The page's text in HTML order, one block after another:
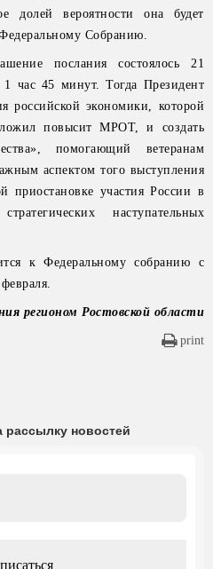
долей вероятности она будет
Собранию.
послания состоялось 21
час 45 минут. Тогда Президент
российской экономики, которой
повысит МРОТ, и создать
помогающий ветеранам
аспектом того выступления
приостановке участия России в
наступательных
к Федеральному собранию с
регионом Ростовской области
print
рассылку новостей